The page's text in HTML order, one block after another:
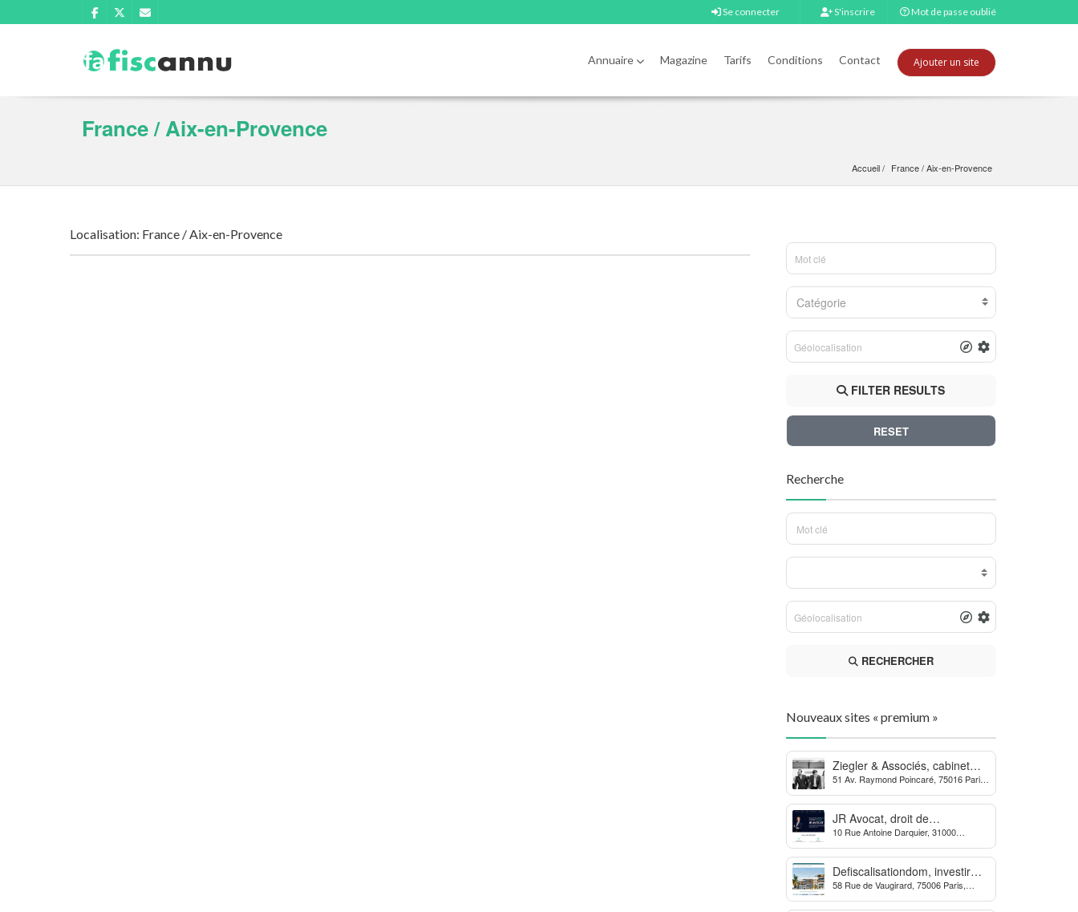
Se connecter S'inscrire Mot de passe oublié
Annuaire Magazine Tarifs Conditions Contact Ajouter un site
France / Aix-en-Provence
Accueil France / Aix-en-Provence
Localisation: France / Aix-en-Provence
Catégorie
FILTER RESULTS
RESET
Recherche
RECHERCHER
Nouveaux sites « premium »
Ziegler & Associés, cabinet
d’avocats en droit bancaire,
cryptomonnaie et escroqueries
financières
51 Av. Raymond Poincaré, 75016 Paris,
JR Avocat, droit de
l’environnement et de
l’urbanisme
10 Rue Antoine Darquier, 31000
Defiscalisationdom, investir
dans l’immobilier neuf Outre-
mer
58 Rue de Vaugirard, 75006 Paris,